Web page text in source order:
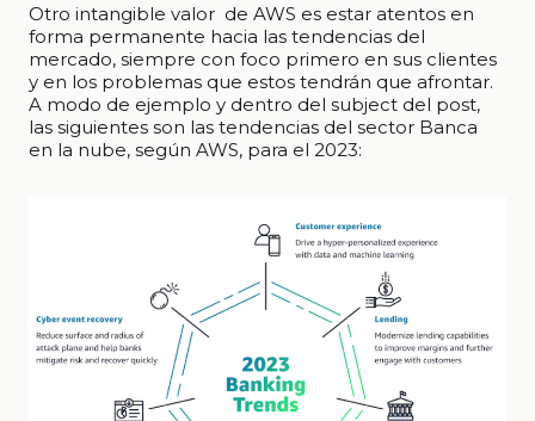
Otro intangible valor de AWS es estar atentos en
forma permanente hacia las tendencias del
mercado, siempre con foco primero en sus clientes
y en los problemas que estos tendrán que afrontar.
A modo de ejemplo y dentro del subject del post,
las siguientes son las tendencias del sector Banca
en la nube, según AWS, para el 2023: